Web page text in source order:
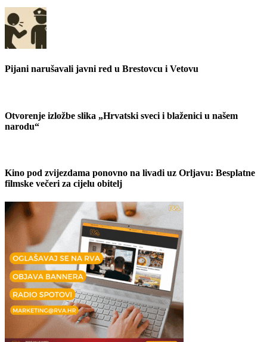
Pijani narušavali javni red u Brestovcu i Vetovu
Otvorenje izložbe slika „Hrvatski sveci i blaženici u našem
narodu“
Kino pod zvijezdama ponovno na livadi uz Orljavu: Besplatne
filmske večeri za cijelu obitelj